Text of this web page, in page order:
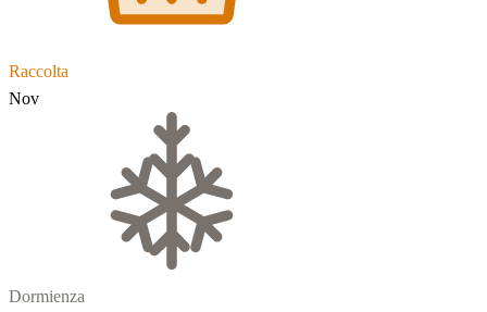
Raccolta
Nov
Dormienza